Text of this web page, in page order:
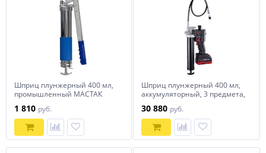
Шприц плунжерный 400 мл,
промышленный МАСТАК
1 810 руб.
Шприц плунжерный 400 мл,
аккумуляторный, 3 предмета,
SEVEN DGG-102A1
30 880 руб.